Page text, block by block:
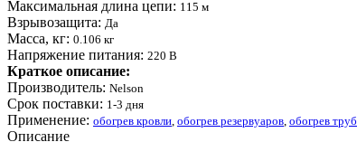
Максимальная длина цепи: 115 м
Взрывозащита: Да
Масса, кг: 0.106 кг
Напряжение питания: 220 B
Краткое описание:
Производитель: Nelson
Срок поставки: 1-3 дня
Применение: обогрев кровли, обогрев резервуаров, обогрев труб
Описание